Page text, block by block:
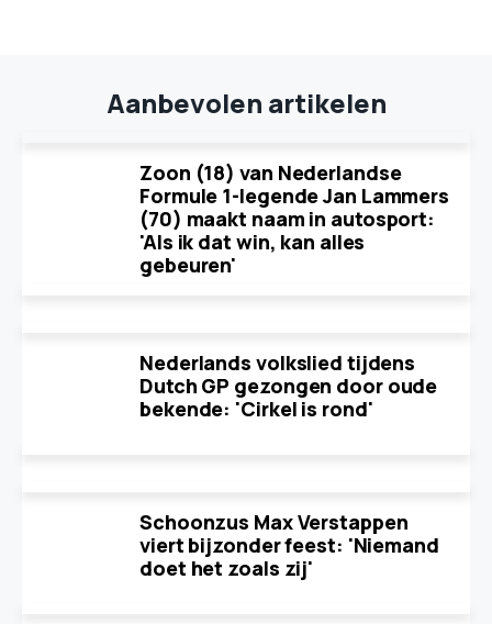
Aanbevolen artikelen
Zoon (18) van Nederlandse
Formule 1-legende Jan Lammers
(70) maakt naam in autosport:
'Als ik dat win, kan alles
gebeuren'
Nederlands volkslied tijdens
Dutch GP gezongen door oude
bekende: 'Cirkel is rond'
Schoonzus Max Verstappen
viert bijzonder feest: 'Niemand
doet het zoals zij'